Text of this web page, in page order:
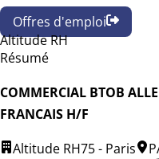
Offres d'emploi
Altitude RH
Résumé
COMMERCIAL BTOB
FRANCAIS H/F
Altitude RH75 - Paris